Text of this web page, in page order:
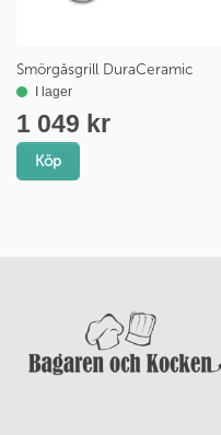
Smörgåsgrill DuraCeramic
Köp